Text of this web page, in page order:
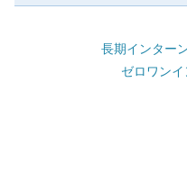
長期インター
ゼロワン